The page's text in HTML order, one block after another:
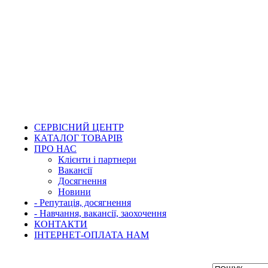
СЕРВІСНИЙ ЦЕНТР
КАТАЛОГ ТОВАРІВ
ПРО НАС
Клієнти і партнери
Вакансії
Досягнення
Новини
- Репутація, досягнення
- Навчання, вакансії, заохочення
КОНТАКТИ
ІНТЕРНЕТ-ОПЛАТА НАМ